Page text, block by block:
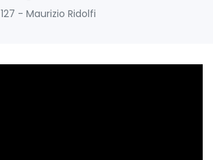
127 - Maurizio Ridolfi